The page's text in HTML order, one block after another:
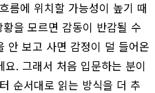
름에 위치할 가능성이 높기 때
을 모르면 감동이 반감될 수
안 보고 사면 감정이 덜 들어온
. 그래서 처음 입문하는 분이
순서대로 읽는 방식을 더 추